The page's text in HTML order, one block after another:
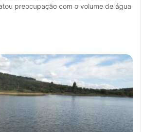
preocupação com o volume de água